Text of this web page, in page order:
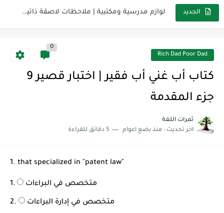
الجديد لوازم مدرسية ومكتبية | ملاحظات لاصقة ذاتية على شكل قلب...
The Winter Surprise
أفضل أكواد خصم تفيدك عند التسوق Discount Codes That Help...
Rich Dad Poor Dad
0
كتاب أب غني أب فقير | اختبار قصير 9
جزء المقدمة
ثمرات اللغة
اخر تحديث : منذ بضع اعوام 5 دقائق للقراءة
1. that specialized in "patent law"
متخصص في البراءات
متخصص في إدارة البراءات